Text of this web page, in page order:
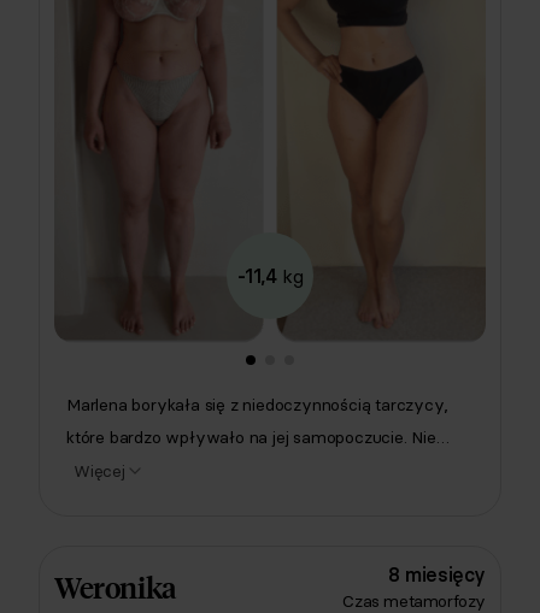
-11,4 kg
Marlena borykała się z niedoczynnością tarczycy,
które bardzo wpływało na jej samopoczucie. Nie
wiedziała jednak, co dokładnie jej szkodzi. Dzięki
Spektakularny! Nie tylko -11 kg na wadze, ale przede
Więcej
Weronika 8 miesięcy
Czas metamorfozy